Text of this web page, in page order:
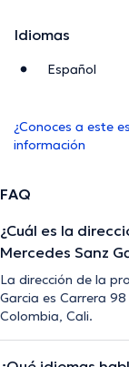
Idiomas
Español
¿Conoces a este
información
FAQ
¿Cuál es la
Mercedes Sanz
La dirección de la
Garcia es Carrera
Colombia, Cali.